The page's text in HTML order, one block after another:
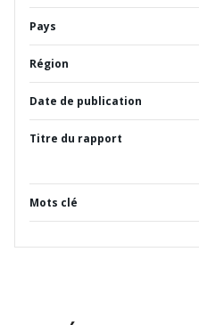
Pays
Région
Date de publication
Titre du rapport
Mots clé